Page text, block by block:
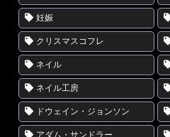
妊娠
クリスマスコフレ
ネイル
ネイル工房
ドウェイン・ジョンソン
アダム・サンドラー